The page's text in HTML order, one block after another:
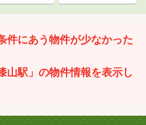
件にあう物件が少なかった
山駅」の物件情報を表示し